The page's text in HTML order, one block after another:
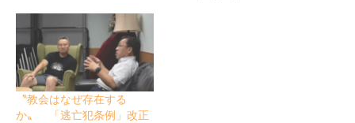
〝教会はなぜ存在する
か〟 「逃亡犯条例」改正